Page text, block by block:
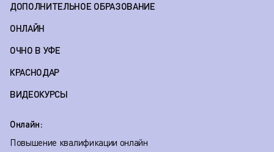
ДОПОЛНИТЕЛЬНОЕ ОБРАЗОВАНИЕ
ОНЛАЙН
ОЧНО В УФЕ
КРАСНОДАР
ВИДЕОКУРСЫ
Онлайн:
Повышение квалификации онлайн